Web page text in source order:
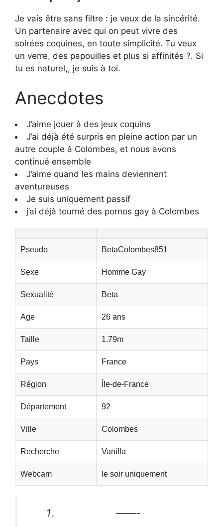
Je vais être sans filtre : je veux de la sincérité.
Un partenaire avec qui on peut vivre des
soirées coquines, en toute simplicité. Tu veux
un verre, des papouilles et plus si affinités ?. Si
tu es naturel,, je suis à toi.
Anecdotes
J’aime jouer à des jeux coquins
J’ai déjà été surpris en pleine action par un
autre couple à Colombes, et nous avons
continué ensemble
J’aime quand les mains deviennent
aventureuses
Je suis uniquement passif
j’ai déjà tourné des pornos gay à Colombes
Pseudo BetaColombes851
Sexe Homme Gay
Sexualité Beta
Age 26 ans
Taille 1.79m
Pays France
Région Île-de-France
Département 92
Ville Colombes
Recherche Vanilla
Webcam le soir uniquement
——-